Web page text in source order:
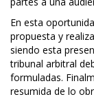
En esta
propuesta y
siendo esta
tribunal arbitral
formuladas.
resumida de lo